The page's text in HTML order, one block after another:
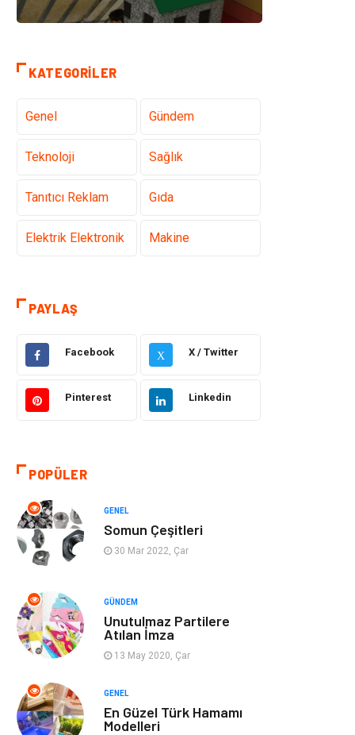
KATEGORILER
Genel Gündem
Teknoloji Sağlık
Tanıtıcı Reklam Gıda
Elektrik Elektronik Makine
Alışveriş
Emlak
Organizasyon Mobilya
Tekstil
Tatil Finans & Ekonomi
Turizm
Aksesuar Eğitim Kurumları
PAYLAŞ
Facebook X X / Twitter
Pinterest Linkedin
POPÜLER
GENEL
Somun Çeşitleri
30 Mar 2022, Çar
GÜNDEM
Unutulmaz Partilere
Atılan İmza
13 May 2020, Çar
GENEL
En Güzel Türk Hamamı
Modelleri